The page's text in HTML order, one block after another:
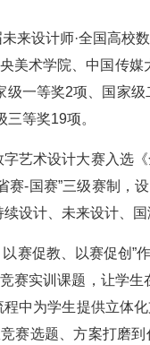
来设计师·全国高校
美术学院、中国传
级一等奖2项、国家
等奖19项。
字艺术设计大赛入选
-国赛”三级赛制，
设计、未来设计、国
赛促教、以赛促创”
赛实训课题，让学
程中为学生提供立体
赛选题、方案打磨